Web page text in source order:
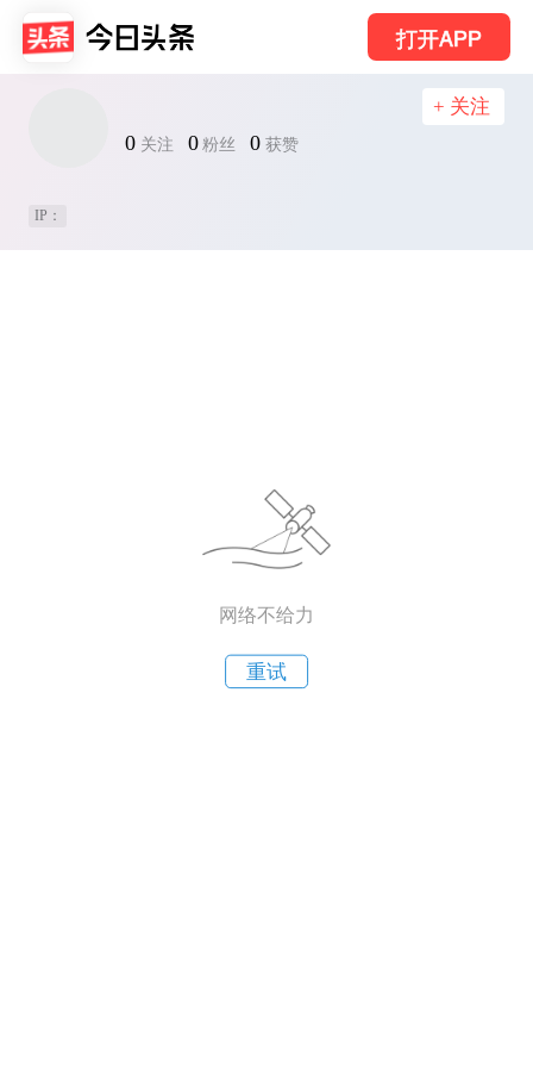
打开APP
0 关注 0 粉丝 0 获赞
+ 关注
IP：
网络不给力
重试